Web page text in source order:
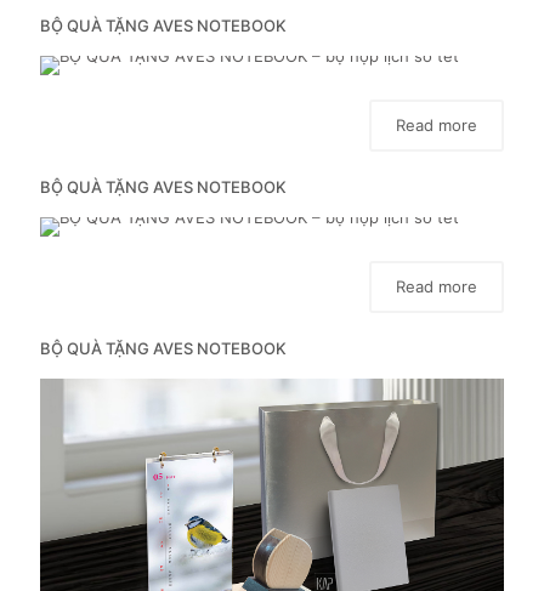
BỘ QUÀ TẶNG AVES NOTEBOOK
Read more
BỘ QUÀ TẶNG AVES NOTEBOOK
Read more
BỘ QUÀ TẶNG AVES NOTEBOOK